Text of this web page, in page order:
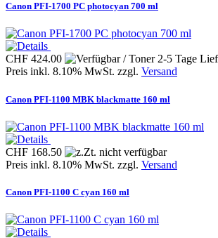
Canon PFI-1700 PC photocyan 700 ml
CHF 424.00
Preis inkl. 8.10% MwSt. zzgl. Versand
Canon PFI-1100 MBK blackmatte 160 ml
CHF 168.50
Preis inkl. 8.10% MwSt. zzgl. Versand
Canon PFI-1100 C cyan 160 ml